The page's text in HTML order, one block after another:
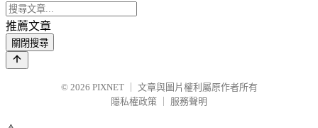
推薦文章
關閉搜尋
© 2026 PIXNET
文章與圖片權利屬原作者所有
隱私權政策
服務聲明